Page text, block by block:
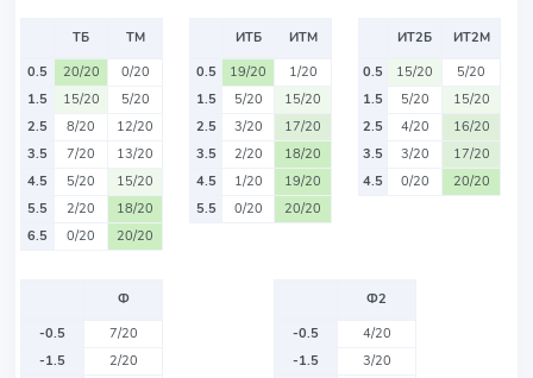
ТБ
ТМ
0.5
20/20
0/20
1.5
15/20
5/20
2.5
8/20
12/20
3.5
7/20
13/20
4.5
5/20
15/20
5.5
2/20
18/20
6.5
0/20 20/20
ИТБ
ИТМ
0.5
19/20
1/20
1.5
5/20
15/20
2.5
3/20
17/20
3.5
2/20
18/20
4.5
1/20
19/20
5.5
0/20 20/20
ИТ2Б
ИТ2М
0.5
15/20
5/20
1.5
5/20
15/20
2.5
4/20
16/20
3.5
3/20
17/20
4.5
0/20 20/20
Ф
-0.5
7/20
-1.5
2/20
Ф2
-0.5
4/20
-1.5
3/20